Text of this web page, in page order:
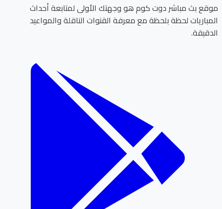
بث مباشر دوت كوم هو وجهتك الأولى لمتابعة أحداث
لحظة بلحظة مع معرفة القنوات الناقلة والمواعيد